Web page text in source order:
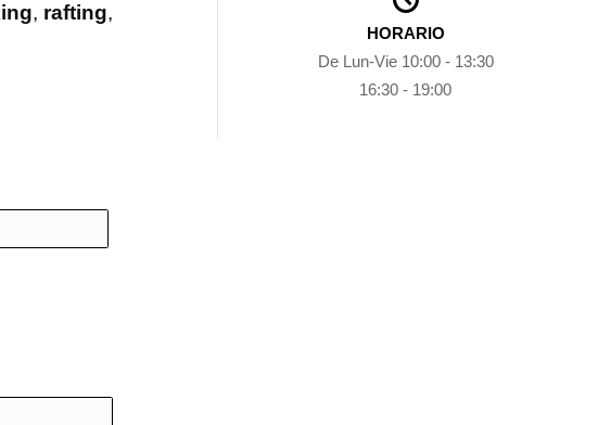
, rafting,
HORARIO
De Lun-Vie 10:00 - 13:30
16:30 - 19:00